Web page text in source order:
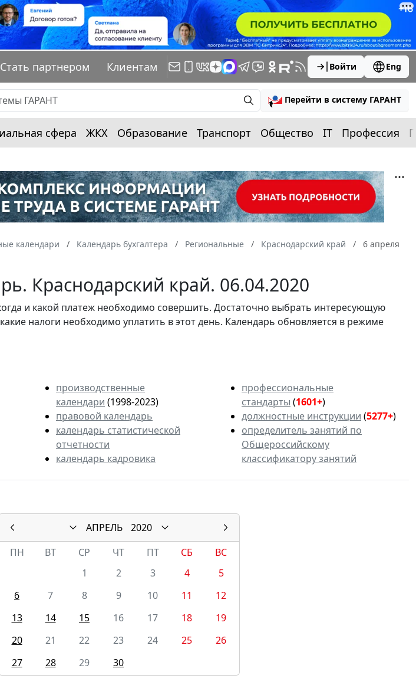
Стать партнером Клиентам Войти Eng
Перейти в систему ГАРАНТ
сфера ЖКХ Образование Транспорт Общество IT Профессия
календари Календарь бухгалтера Региональные Краснодарский край
6 апреля
Краснодарский край. 06.04.2020
и какой платеж необходимо совершить. Достаточно выбрать интересующую
налоги необходимо уплатить в этот день. Календарь обновляется в режиме
производственные
календари (1998-2023)
правовой календарь
календарь статистической
отчетности
календарь кадровика
профессиональные
стандарты (1601+)
должностные инструкции (5277+)
определитель занятий по
Общероссийскому
классификатору занятий
АПРЕЛЬ
2020
ПН
ВТ СР ЧТ ПТ СБ
ВС
1
2 3 4
5
6
7 8 9 10 11
12
13
14 15 16 17 18
19
20
21 22 23 24 25
26
27
28 29 30